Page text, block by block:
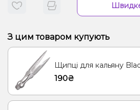
Лемонграс
Суниця, Печиво Пиво, Сливки/Крем
Карамель, Мультифрукт, Попкорн
Лідяники, Ягоди Кавун, Барбарис,
Апельсин, Вишня/Черешня,
З цим товаром купують
Щипці для кальяну
190₴